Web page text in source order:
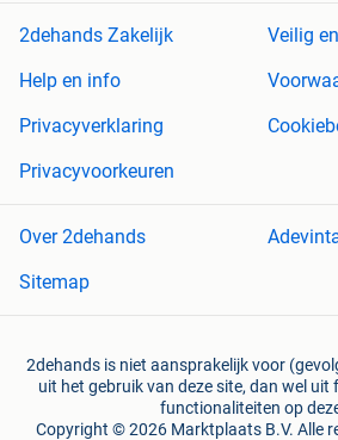
2dehands Zakelijk
Veilig
Help en info
Privacyverklaring
Privacyvoorkeuren
Over 2dehands
Sitemap
2dehands is niet aansprakelijk voor
uit het gebruik van deze site, dan wel
functionaliteiten op
Copyright © 2026 Marktplaats B.V. Alle